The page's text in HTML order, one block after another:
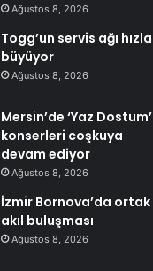
Ağustos 8, 2026
Togg’un servis ağı hızla
büyüyor
Ağustos 8, 2026
Mersin’de ‘Yaz Dostum’
konserleri coşkuya
devam ediyor
Ağustos 8, 2026
İzmir Bornova’da ortak
akıl buluşması
Ağustos 8, 2026